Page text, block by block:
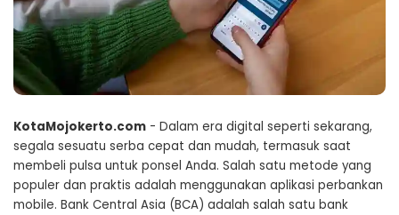
KotaMojokerto.com - Dalam era digital seperti sekarang,
segala sesuatu serba cepat dan mudah, termasuk saat
membeli pulsa untuk ponsel Anda. Salah satu metode yang
populer dan praktis adalah menggunakan aplikasi perbankan
mobile. Bank Central Asia (BCA) adalah salah satu bank